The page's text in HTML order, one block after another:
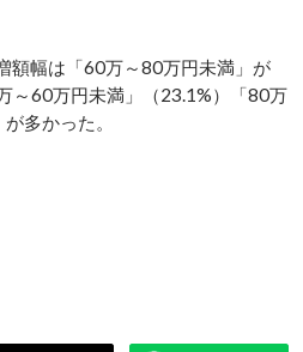
額幅は「60万～80万円未満」が
～60万円未満」（23.1%）「80万
多かった。